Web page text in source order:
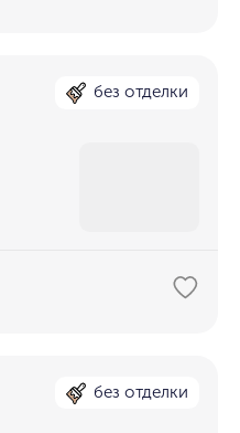
без отделки
без отделки